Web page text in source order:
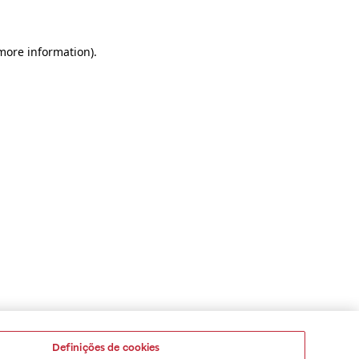
information).
Definições de cookies